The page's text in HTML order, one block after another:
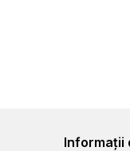
Informații